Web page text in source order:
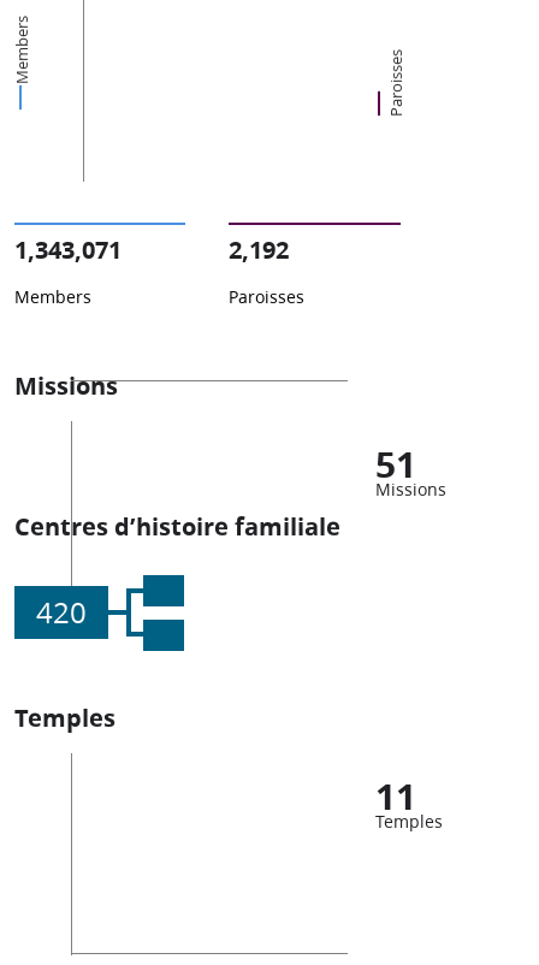
Members Paroisses
1,343,071
Members
2,192
Paroisses
Missions
51
Missions
Centres d’histoire familiale
420
Temples
11
Temples